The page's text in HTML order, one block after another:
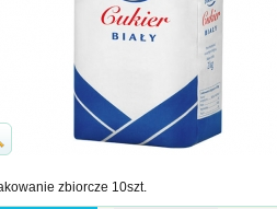
zbiorcze 10szt.